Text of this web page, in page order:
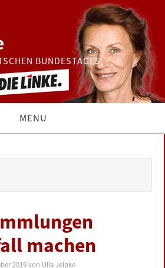
BUNDESTAGES
MENU
machen
2019von Ulla Jelpke